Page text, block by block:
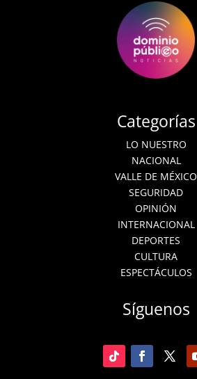
Categorías
LO NUESTRO
NACIONAL
VALLE DE MÉXICO
SEGURIDAD
OPINIÓN
INTERNACIONAL
DEPORTES
CULTURA
ESPECTÁCULOS
Síguenos